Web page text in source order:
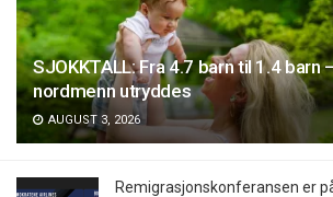
SJOKKTALL: Fra 4.7 barn til 1.4 barn
nordmenn utryddes
AUGUST 3, 2026
Remigrasjonskonferansen er